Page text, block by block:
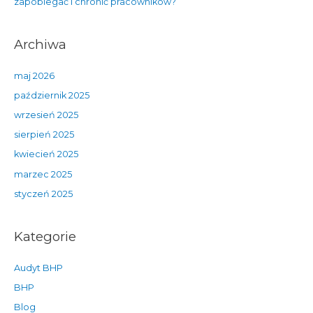
Archiwa
maj 2026
październik 2025
wrzesień 2025
sierpień 2025
kwiecień 2025
marzec 2025
styczeń 2025
Kategorie
Audyt BHP
BHP
Blog